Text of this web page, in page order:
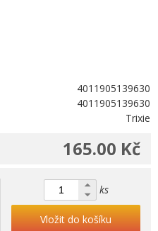
4011905139630
4011905139630
Trixie
165.00 Kč
ks
Vložit do košíku